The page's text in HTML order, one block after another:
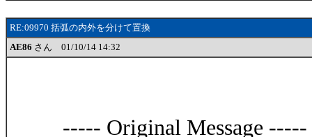
RE:09970 括弧の内外を分けて置換
AE86 さん 01/10/14 14:32
----- Original Message -----